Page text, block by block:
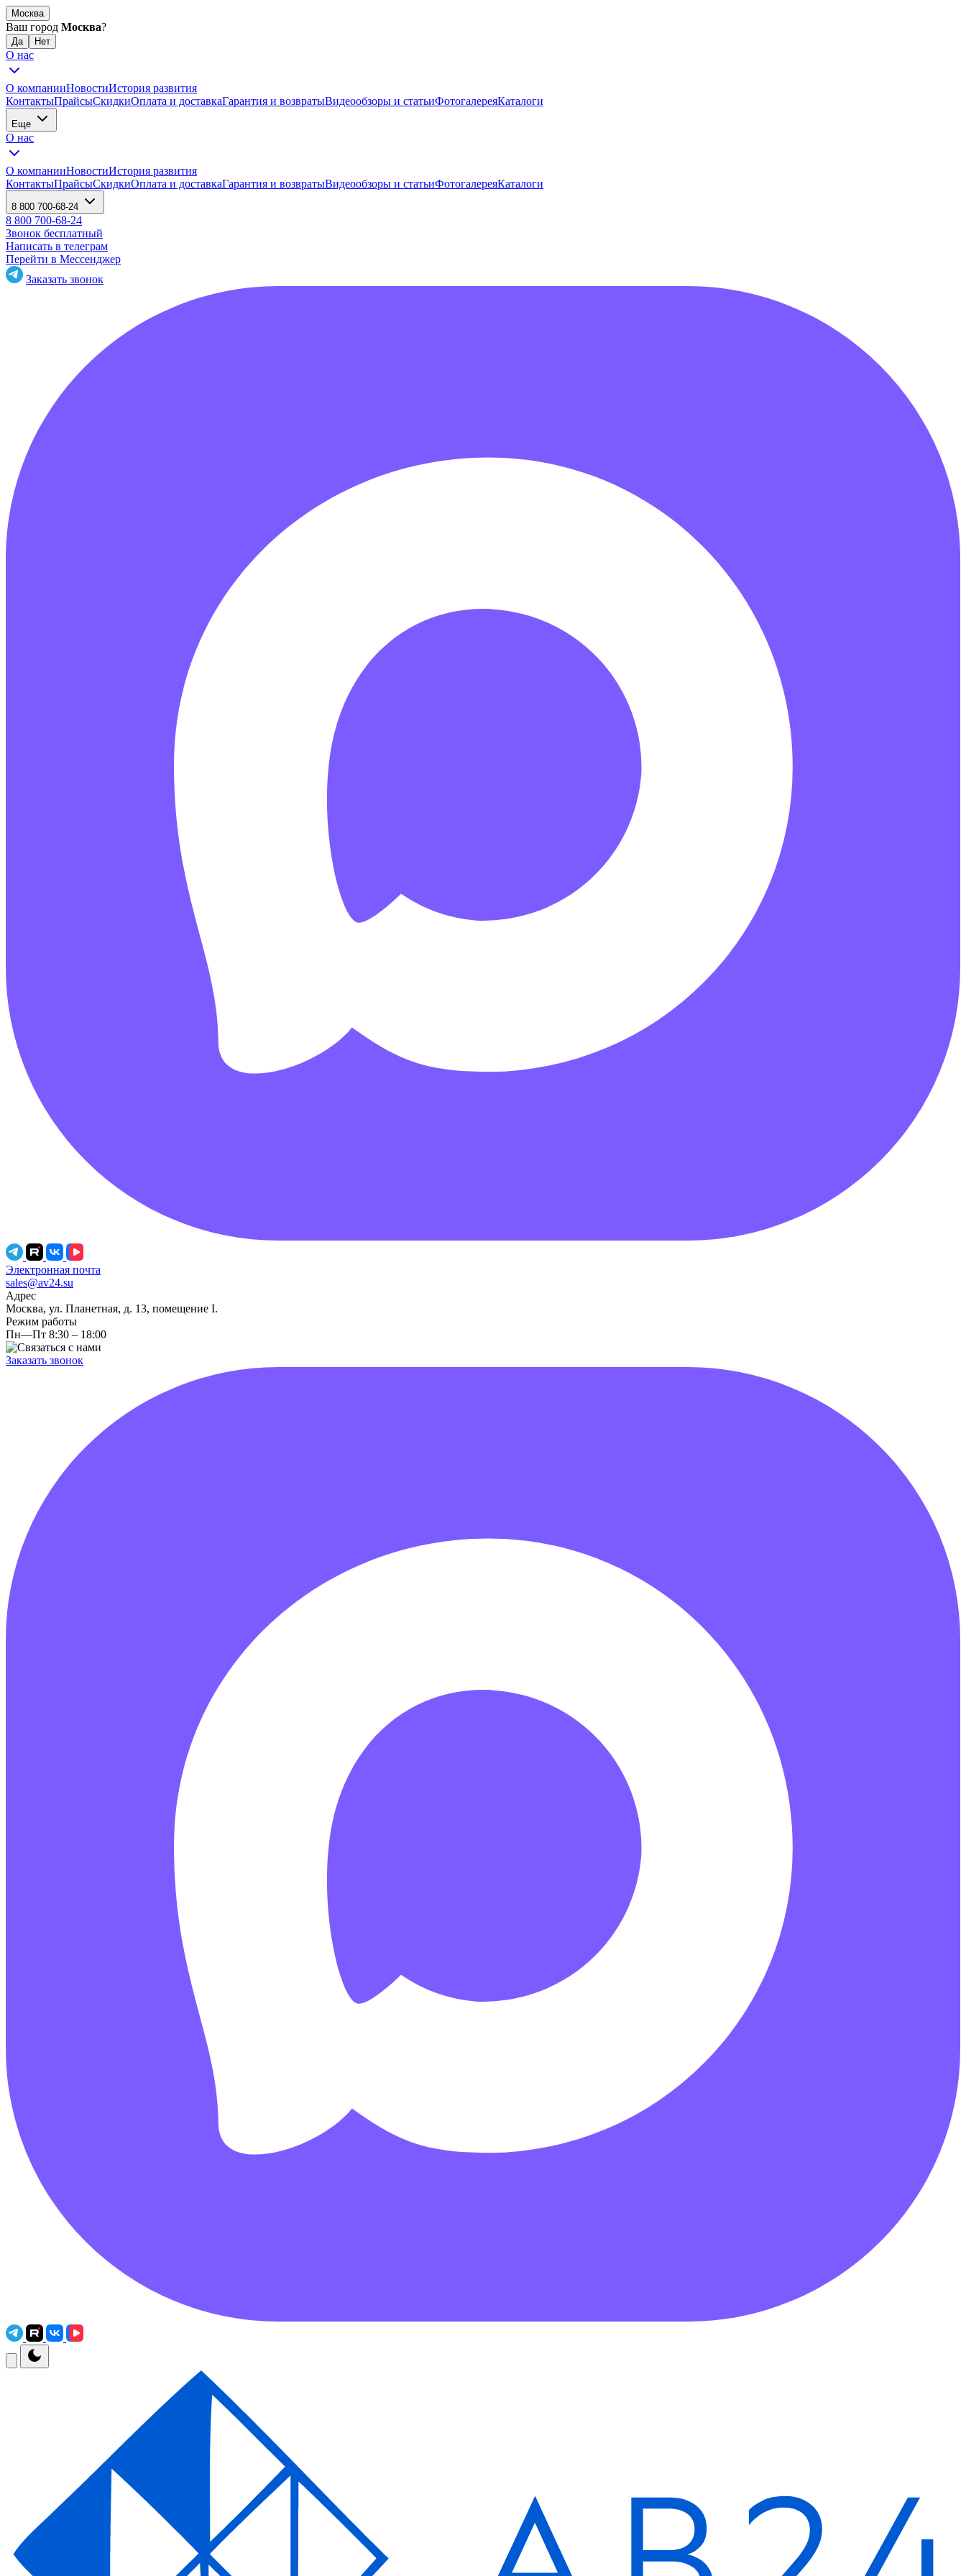
Москва
Ваш город Москва?
О нас
О компанииНовостиИстория развития
КонтактыПрайсыСкидкиОплата и доставкаГарантия и возвратыВидеообзоры и статьиФотогалереяКаталоги
Еще
О нас
О компанииНовостиИстория развития
КонтактыПрайсыСкидкиОплата и доставкаГарантия и возвратыВидеообзоры и статьиФотогалереяКаталоги
8 800 700-68-24
8 800 700-68-24
Звонок бесплатный
Написать в телеграм
Перейти в Мессенджер
Заказать звонок
Электронная почта
sales@av24.su
Адрес
Москва, ул. Планетная, д. 13, помещение I.
Режим работы
Пн—Пт 8:30 – 18:00
Заказать звонок